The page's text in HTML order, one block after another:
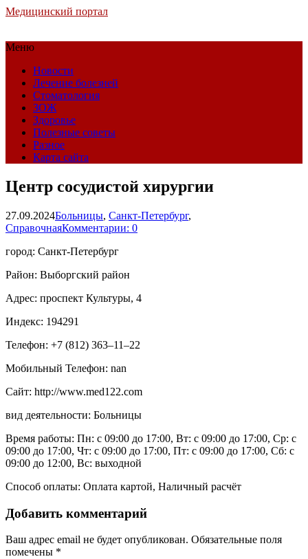
Медицинский портал
Меню
Новости
Лечение болезней
Стоматология
ЗОЖ
Здоровье
Полезные советы
Разное
Карта сайта
Центр сосудистой хирургии
27.09.2024Больницы, Санкт-Петербург,
СправочнаяКомментарии: 0
город: Санкт-Петербург
Район: Выборгский район
Адрес: проспект Культуры, 4
Индекс: 194291
Телефон: +7 (812) 363‒11‒22
Мобильный Телефон: nan
Сайт: http://www.med122.com
вид деятельности: Больницы
Время работы: Пн: с 09:00 до 17:00, Вт: с 09:00 до 17:00, Ср: с
09:00 до 17:00, Чт: с 09:00 до 17:00, Пт: с 09:00 до 17:00, Сб: с
09:00 до 12:00, Вс: выходной
Способ оплаты: Оплата картой, Наличный расчёт
Добавить комментарий
Ваш адрес email не будет опубликован. Обязательные поля
помечены *